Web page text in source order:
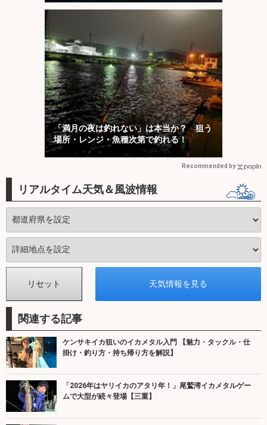
「満月の夜は釣れない」は本当か？ 狙う
場所・レンジ・魚種次第で釣れる！
Recommended by
リアルタイム天気＆風波情報
関連する記事
ケンサキイカ狙いのイカメタル入門 【魅力・タックル・仕
掛け・釣り方・持ち帰り方を解説】
「2026年はヤリイカのアタリ年！」尾鷲湾イカメタルゲー
ムで大型が続々登場【三重】